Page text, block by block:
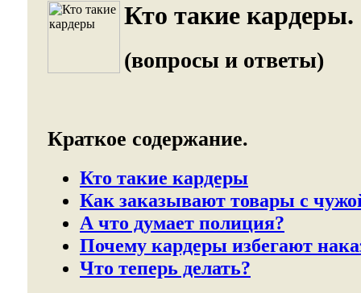
Кто такие кардеры.
(вопросы и ответы)
Краткое содержание.
Кто такие кардеры
Как заказывают товары с
А что думает полиция?
Почему кардеры избегают
Что теперь делать?